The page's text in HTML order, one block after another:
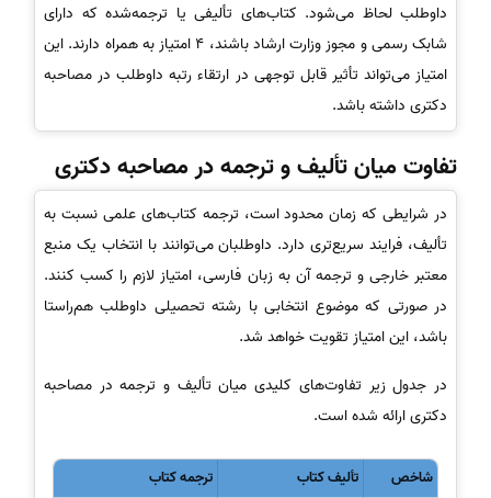
داوطلب لحاظ می‌شود. کتاب‌های تألیفی یا ترجمه‌شده که دارای
شابک رسمی و مجوز وزارت ارشاد باشند، 4 امتیاز به همراه دارند. این
امتیاز می‌تواند تأثیر قابل توجهی در ارتقاء رتبه داوطلب در مصاحبه
دکتری داشته باشد.
تفاوت میان تألیف و ترجمه در مصاحبه دکتری
در شرایطی که زمان محدود است، ترجمه کتاب‌های علمی نسبت به
تألیف، فرایند سریع‌تری دارد. داوطلبان می‌توانند با انتخاب یک منبع
معتبر خارجی و ترجمه آن به زبان فارسی، امتیاز لازم را کسب کنند.
در صورتی که موضوع انتخابی با رشته تحصیلی داوطلب هم‌راستا
باشد، این امتیاز تقویت خواهد شد.
در جدول زیر تفاوت‌های کلیدی میان تألیف و ترجمه در مصاحبه
دکتری ارائه شده است.
شاخص تألیف کتاب
ترجمه کتاب